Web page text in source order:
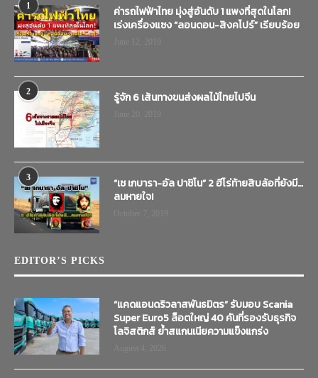
1
ค่ารถไฟฟ้าไทย มุ่งสู่อันดับ 1 แพงที่สุดในโลก!
เร่งเครื่องแซง “ลอนดอน-สิงคโปร์” เรียบร้อย
2 รู้จัก 6 เส้นทางขนส่งผลไม้ไทยไปจีน
3
“เช เกบารา-อัล ปาชิโน” 2 ฮีโร่ท้ายสิบล้อที่ยังมี…
ลมหายใจ!
EDITOR’S PICKS
“แคดแอนดริวลาสพันธมิตร” รับมอบ Scania
Super Euro5 ล็อตใหญ่ 40 คันที่รองรับธุรกิจ
โลจิสติกส์ ย้ำสแกนเนียความแข็งแกร่ง